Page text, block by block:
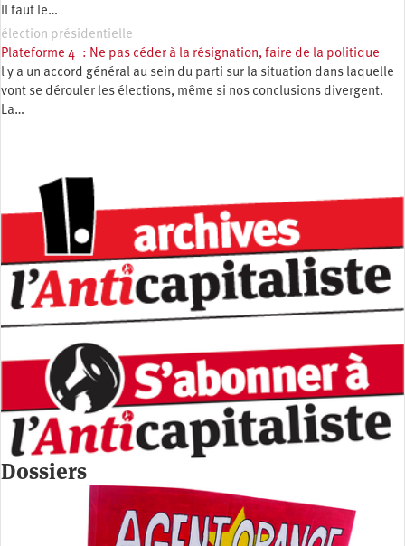
Il faut le…
élection présidentielle
Plateforme 4 : Ne pas céder à la résignation, faire de la politique
l y a un accord général au sein du parti sur la situation dans laquelle
vont se dérouler les élections, même si nos conclusions divergent.
La…
Dossiers